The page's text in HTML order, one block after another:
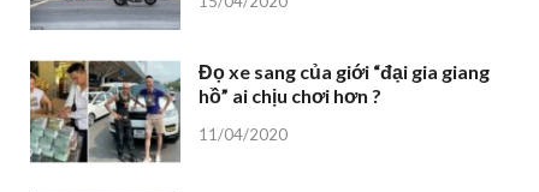
Đọ xe sang của giới “đại gia giang
hồ” ai chịu chơi hơn ?
11/04/2020